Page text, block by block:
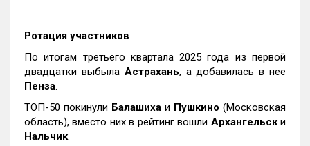
Ротация участников
По итогам третьего квартала 2025 года из первой
двадцатки выбыла Астрахань, а добавилась в нее
Пенза.
ТОП-50 покинули Балашиха и Пушкино (Московская
область), вместо них в рейтинг вошли Архангельски
Нальчик.